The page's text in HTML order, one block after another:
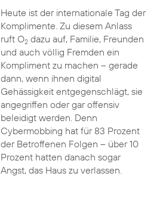
Heute ist der internationale Tag der
Komplimente. Zu diesem Anlass
ruft O2dazu auf, Familie, Freunden
und auch völlig Fremden ein
Kompliment zu machen – gerade
dann, wenn ihnen digital
Gehässigkeit entgegenschlägt, sie
angegriffen oder gar offensiv
beleidigt werden. Denn
Cybermobbing hat für 83 Prozent
der Betroffenen Folgen – über 10
Prozent hatten danach sogar
Angst, das Haus zu verlassen.